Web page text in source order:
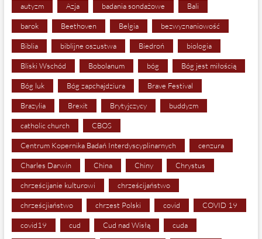
autyzm Azja badania sondażowe Bali
barok Beethoven Belgia bezwyznaniowość
Biblia biblijne oszustwa Biedroń biologia
Bliski Wschód Bobolanum bóg Bóg jest miłością
Bóg luk Bóg zapchajdziura Brave Festival
Brazylia Brexit Brytyjczycy buddyzm
catholic church CBOS
Centrum Kopernika Badań Interdyscyplinarnych cenzura
Charles Darwin China Chiny Chrystus
chrześcijanie kulturowi chrześcijaństwo
chrześcjiaństwo chrzest Polski covid COVID 19
covid19 cud Cud nad Wisłą cuda